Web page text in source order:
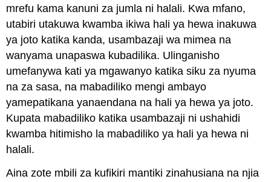
mrefu kama kanuni za jumla ni halali. Kwa mfano,
utabiri utakuwa kwamba ikiwa hali ya hewa inakuwa
ya joto katika kanda, usambazaji wa mimea na
wanyama unapaswa kubadilika. Ulinganisho
umefanywa kati ya mgawanyo katika siku za nyuma
na za sasa, na mabadiliko mengi ambayo
yamepatikana yanaendana na hali ya hewa ya joto.
Kupata mabadiliko katika usambazaji ni ushahidi
kwamba hitimisho la mabadiliko ya hali ya hewa ni
halali.
Aina zote mbili za kufikiri mantiki zinahusiana na njia